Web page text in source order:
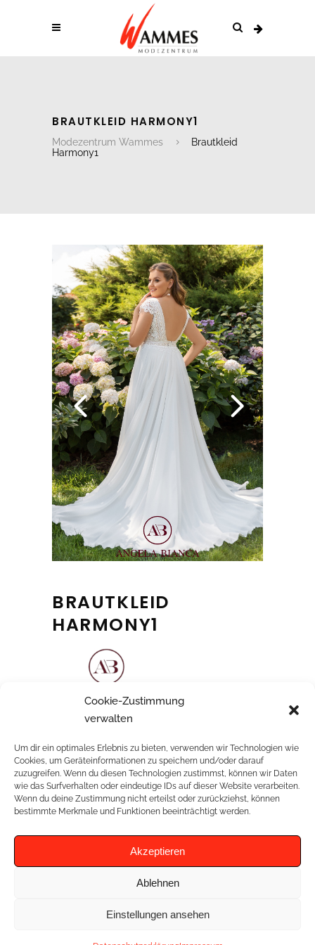
Cookie-Zustimmung
verwalten
Um dir ein optimales Erlebnis zu bieten, verwenden wir Technologien wie
Cookies, um Geräteinformationen zu speichern und/oder darauf
zuzugreifen. Wenn du diesen Technologien zustimmst, können wir Daten
wie das Surfverhalten oder eindeutige IDs auf dieser Website verarbeiten.
Wenn du deine Zustimmung nicht erteilst oder zurückziehst, können
bestimmte Merkmale und Funktionen beeinträchtigt werden.
Akzeptieren
Ablehnen
Einstellungen ansehen
BRAUTKLEID HARMONY1
Modezentrum Wammes
Brautkleid
Harmony1
BRAUTKLEID
HARMONY1
Bohokleid mit tiefem Rücken und
RELATED PROJECTS